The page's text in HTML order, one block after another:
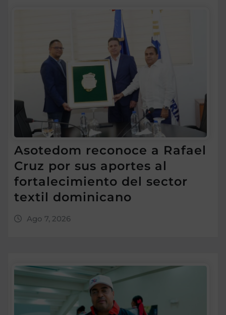
Asotedom reconoce a Rafael
Cruz por sus aportes al
fortalecimiento del sector
textil dominicano
Ago 7, 2026